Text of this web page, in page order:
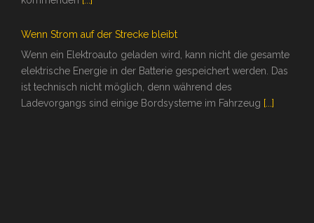
Wenn Strom auf der Strecke bleibt
Wenn ein Elektroauto geladen wird, kann nicht die gesamte
elektrische Energie in der Batterie gespeichert werden. Das
ist technisch nicht möglich, denn während des
Ladevorgangs sind einige Bordsysteme im Fahrzeug [...]